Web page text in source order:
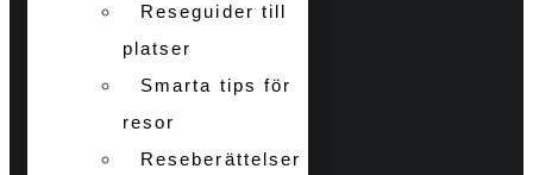
Reseguider till
platser
Smarta tips för
resor
Reseberättelser